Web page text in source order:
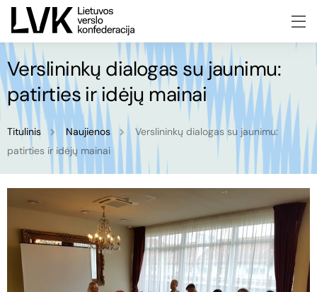
Verslininkų dialogas su jaunimu:
patirties ir idėjų mainai
Titulinis Naujienos
Verslininkų dialogas su jaunimu:
patirties ir idėjų mainai